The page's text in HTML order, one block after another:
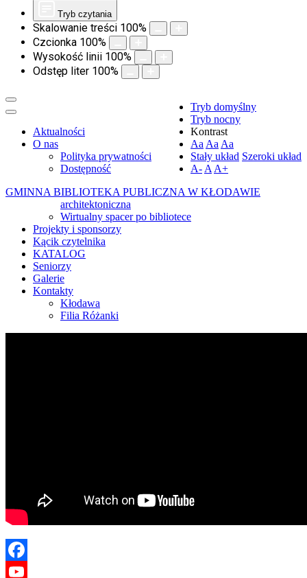
Tryb czytania
Skalowanie treści 100%
Czcionka 100%
Wysokość linii 100%
Odstęp liter 100%
Tryb domyślny
Tryb nocny
Kontrast
Aa Aa Aa
Stały układ Szeroki układ
A- A A+
GMINNA BIBLIOTEKA PUBLICZNA W KŁODAWIE
Aktualności
O nas
Polityka prywatności
Dostępność
architektoniczna
Wirtualny spacer po bibliotece
Projekty i sponsorzy
Kącik czytelnika
KATALOG
Seniorzy
Galerie
Kontakty
Kłodawa
Filia Różanki
Facebook